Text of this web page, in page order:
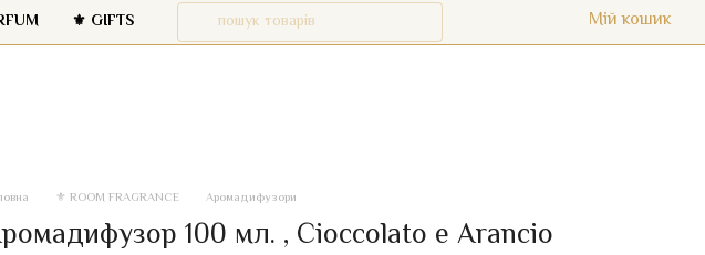
⚜️ GIFTS Мій кошик
⚜️ ROOM FRAGRANCE Аромадифузори
100 мл. , Cioccolato e Arancio